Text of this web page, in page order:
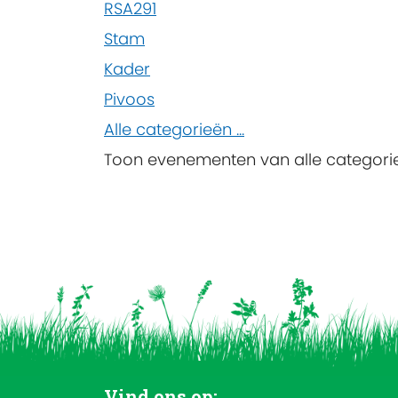
RSA291
Stam
Kader
Pivoos
Alle categorieën ...
Toon evenementen van alle